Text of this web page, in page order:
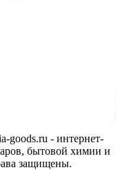
goods.ru - интернет-
бытовой химии и
защищены.